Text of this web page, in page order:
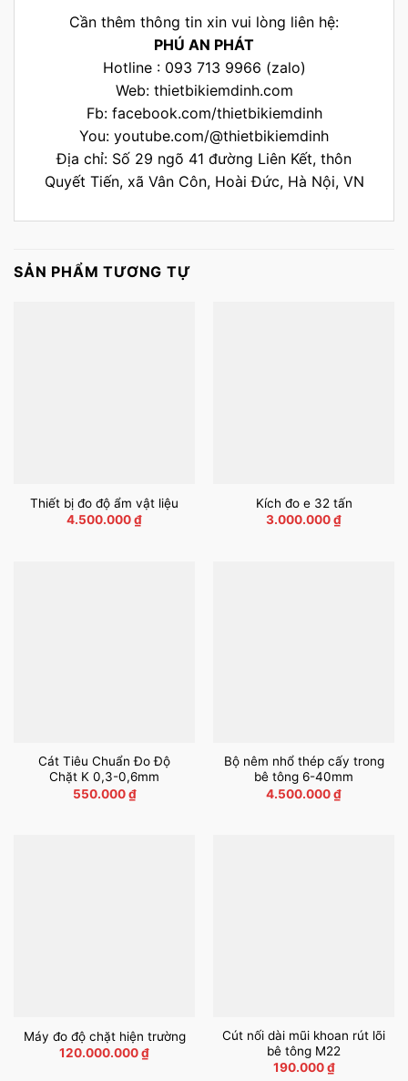
Cần thêm thông tin xin vui lòng liên hệ:
PHÚ AN PHÁT
Hotline : 093 713 9966 (zalo)
Web: thietbikiemdinh.com
Fb: facebook.com/thietbikiemdinh
You: youtube.com/@thietbikiemdinh
Địa chỉ: Số 29 ngõ 41 đường Liên Kết, thôn
Quyết Tiến, xã Vân Côn, Hoài Đức, Hà Nội, VN
SẢN PHẨM TƯƠNG TỰ
Thiết bị đo độ ẩm vật liệu
4.500.000₫
Kích đo e 32 tấn
3.000.000₫
Cát Tiêu Chuẩn Đo Độ
Chặt K 0,3-0,6mm
550.000₫
Bộ nêm nhổ thép cấy trong
bê tông 6-40mm
4.500.000₫
Máy đo độ chặt hiện trường
120.000.000₫
Cút nối dài mũi khoan rút lõi
bê tông M22
190.000₫